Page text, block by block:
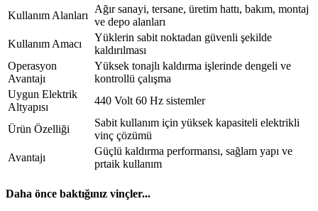
Kullanım Alanları
Ağır sanayi, tersane, üretim hattı, bakım, montaj
ve depo alanları
Kullanım Amacı
Yüklerin sabit noktadan güvenli şekilde
kaldırılması
Operasyon
Avantajı
Yüksek tonajlı kaldırma işlerinde dengeli ve
kontrollü çalışma
Uygun Elektrik
Altyapısı
440 Volt 60 Hz sistemler
Ürün Özelliği
Sabit kullanım için yüksek kapasiteli elektrikli
vinç çözümü
Avantajı
Güçlü kaldırma performansı, sağlam yapı ve
prtaik kullanım
Daha önce baktığınız vinçler...